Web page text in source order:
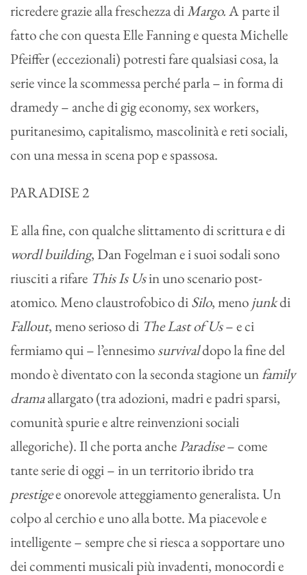
ricredere grazie alla freschezza diMargo.A parte il
fatto che con questa Elle Fanning e questa Michelle
Pfeiffer (eccezionali) potresti fare qualsiasi cosa, la
serie vince la scommessa perché parla – in forma di
dramedy – anche di gig economy, sex workers,
puritanesimo, capitalismo, mascolinità e reti sociali,
con una messa in scena pop e spassosa.
PARADISE 2
E alla fine, con qualche slittamento di scrittura e di
wordl building, Dan Fogelman e i suoi sodali sono
riusciti a rifare This Is Usin uno scenario post-
atomico. Meno claustrofobico diSilo, meno junkdi
Fallout, meno serioso di The Last of Us– e ci
fermiamo qui – l’ennesimosurvivaldopo la fine del
mondo è diventato con la seconda stagione unfamily
dramaallargato (tra adozioni, madri e padri sparsi,
comunità spurie e altre reinvenzioni sociali
allegoriche). Il che porta ancheParadise– come
tante serie di oggi – in un territorio ibrido tra
prestigee onorevole atteggiamento generalista. Un
colpo al cerchio e uno alla botte. Ma piacevole e
intelligente – sempre che si riesca a sopportare uno
dei commenti musicali più invadenti, monocordi e